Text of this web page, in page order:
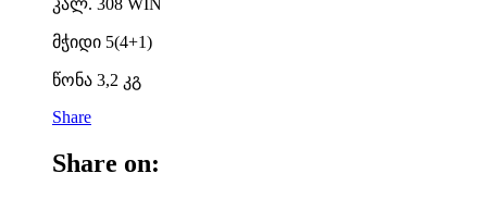
კალ. 308 WIN
მჭიდი 5(4+1)
წონა 3,2 კგ
Share
Share on: